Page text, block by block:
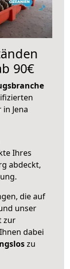
90€
Jena
Ihres
abdeckt,
die auf
unser
zur
dabei
zu